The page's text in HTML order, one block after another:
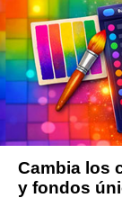
Cambia los
y fondos